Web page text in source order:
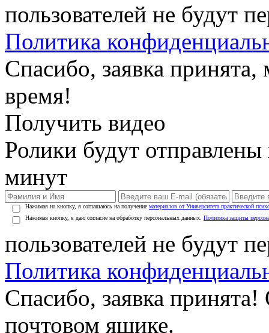
пользователей не будут
Политика
Спасибо, заявка
время!
Получить видео
Ролики будут
минут
Нажимая на кнопку, я соглашаюсь на получение материалов от Университета практической
Нажимая кнопку, я даю согласие на обработку персональных данных. Политика защиты
пользователей не будут
Политика
Спасибо, заявка
почтовом ящике.